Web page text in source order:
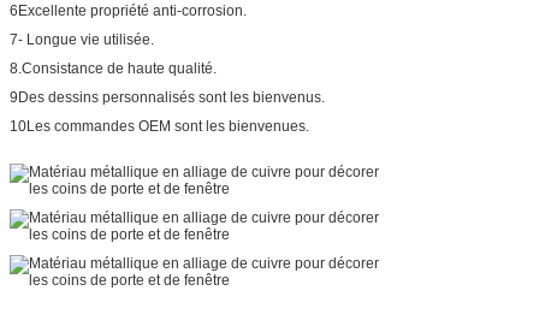
6Excellente propriété anti-corrosion.
7- Longue vie utilisée.
8.Consistance de haute qualité.
9Des dessins personnalisés sont les bienvenus.
10Les commandes OEM sont les bienvenues.